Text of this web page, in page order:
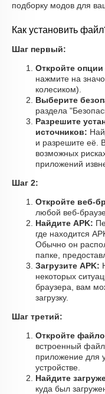
подборку модов для
Как установить
Шаг первый:
Откройте опции
нажмите на
колесиком).
Выберите
раздела
Разрешите
источников:
и разрешите её.
возможных
приложений
Шаг 2:
Откройте веб-
любой веб-
Найдите APK:
где находится
Обычно он
папке,
Загрузите APK:
некоторых
браузера, вам
загрузку.
Шаг третий:
Откройте
встроенный
приложение для
устройстве.
Найдите
куда был